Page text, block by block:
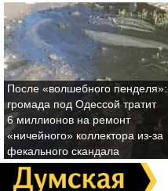
После «волшебного пенделя»:
громада под Одессой тратит
6 миллионов на ремонт
«ничейного» коллектора из-за
фекального скандала